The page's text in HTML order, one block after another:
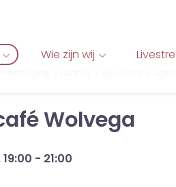
Wie zijn wij
Wolvega
- 21:00